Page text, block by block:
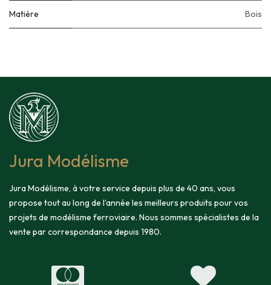
Matière Bois
Jura Modélisme
Jura Modélisme, à votre service depuis plus de 40 ans, vous
propose tout au long de l'année les meilleurs produits pour vos
projets de modélisme ferroviaire. Nous sommes spécialistes de la
vente par correspondance depuis 1980.